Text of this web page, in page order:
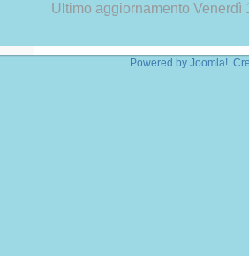
Ultimo aggiornamento Venerdì
Powered by Joomla!.